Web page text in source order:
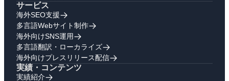
サービス
海外SEO支援
多言語Webサイト制作
海外向けSNS運用
多言語翻訳・ローカライズ
海外向けプレスリリース配信
実績・コンテンツ
実績紹介